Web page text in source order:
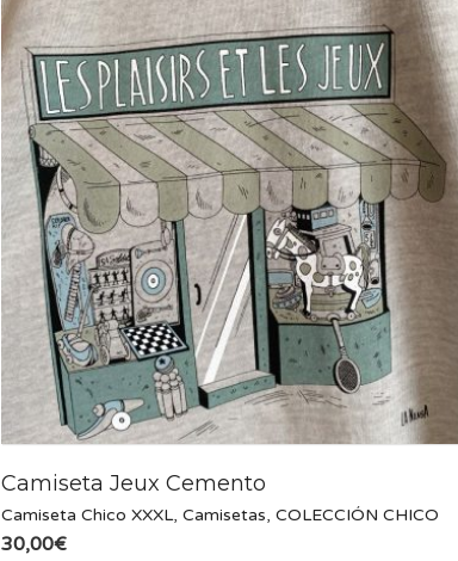
Camiseta Jeux Cemento
Camiseta Chico XXXL, Camisetas, COLECCIÓN CHICO
30,00€